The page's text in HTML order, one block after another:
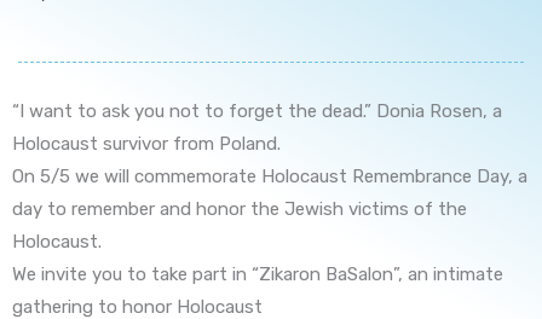
“I want to ask you not to forget the dead.” Donia Rosen, a
Holocaust survivor from Poland.
On 5/5 we will commemorate Holocaust Remembrance Day, a
day to remember and honor the Jewish victims of the
Holocaust.
We invite you to take part in “Zikaron BaSalon”, an intimate
gathering to honor Holocaust